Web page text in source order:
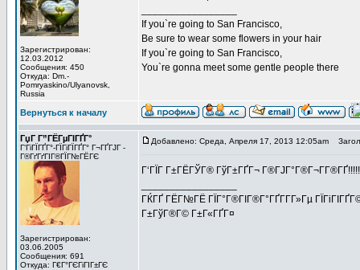
Зарегистрирован:
12.03.2012
Сообщения: 450
Откуда: Dm.-
Pomryaskino/Ulyanovsk,
Russia
If you`re going to San Francisco,
Be sure to wear some flowers in your hair
If you`re going to San Francisco,
You`re gonna meet some gentle people there
Вернуться к началу
ГџГ­ Г”ГЁГµГІГҐГ°
Г‘ГіГЇГҐГ°-ГЇГіГЇГҐГ° Г¬ГҐГЈГ -
Г®ГґГґГІГ®ГЇГ№ГЁГЄ
Зарегистрирован:
03.06.2005
Сообщения: 691
Откуда: Г€Г°ГЄГіГІГ±ГЄ
Добавлено: Среда, Апреля 17, 2013 12:05am
Г‘ГЇГ Г±ГЁГЎГ® ГўГ±ГҐГ¬
ГЌГҐ ГЁГ№ГЁ ГЇГ°Г®ГІГ®Г°ГҐГ­Г­Г»Гµ
Г±ГўГ®Г© Г±Г«ГҐГ¤